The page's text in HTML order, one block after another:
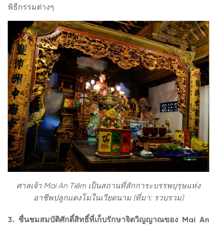
พิธีกรรมต่างๆ
ศาลเจ้า Mai An Tiêm เป็นสถานที่สักการะบรรพบุรุษแห่ง
อาชีพปลูกแตงโมในเวียดนาม (ที่มา: รวบรวม)
3. ชื่นชมสมบัติศักดิ์สิทธิ์ที่เก็บรักษาจิตวิญญาณของ Mai An